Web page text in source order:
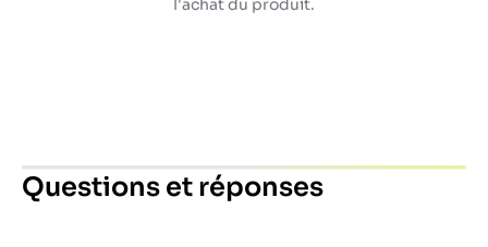
Questions et réponses